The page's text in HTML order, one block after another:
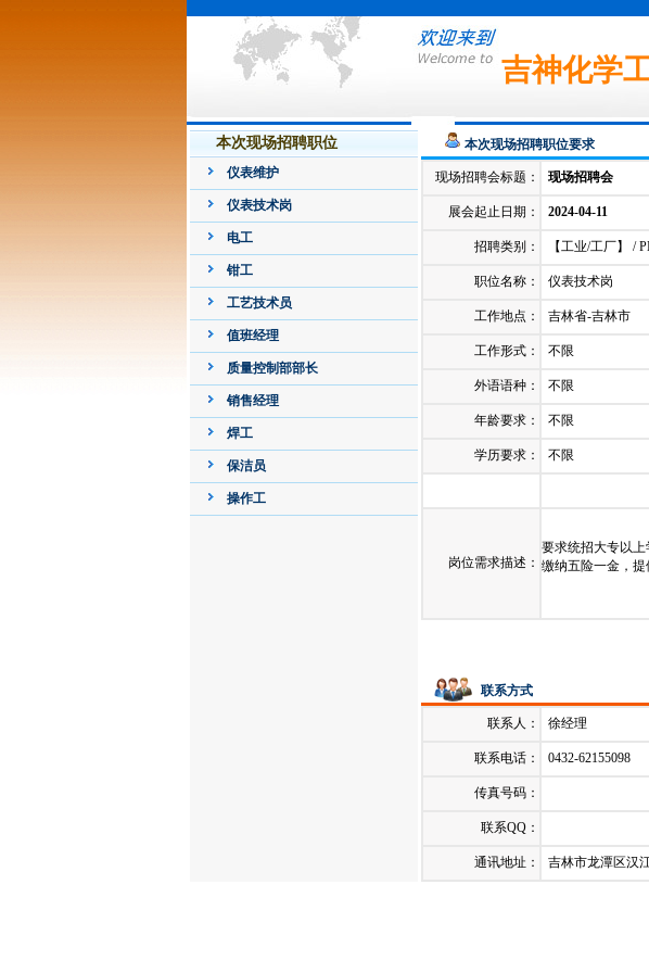
吉神化学
本次现场招聘职位
仪表维护
仪表技术岗
电工
钳工
工艺技术员
值班经理
质量控制部部长
销售经理
焊工
保洁员
操作工
本次现场招聘职位要求
现场招聘会标题： 现场招聘会
展会起止日期： 2024-04-11
招聘类别： 【工业/工厂】 /
职位名称： 仪表技术岗
工作地点： 吉林省-吉林市
工作形式： 不限
外语语种： 不限
年龄要求： 不限
学历要求： 不限
岗位需求描述：
要求统招大专以上
缴纳五险一金，提
联系方式
联系人： 徐经理
联系电话： 0432-62155098
传真号码：
联系QQ：
通讯地址： 吉林市龙潭区汉